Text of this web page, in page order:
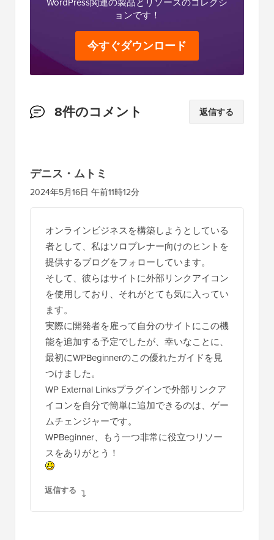
ョンです！
今すぐダウンロード
読
の
イ
ン
8件のコメント 返信する
デニス・ムトミ
2024年5月16日 午前11時12分
オンラインビジネスを構築しようとしている
者として、私はソロプレナー向けのヒントを
提供するブログをフォローしています。
そして、彼らはサイトに外部リンクアイコン
を使用しており、それがとても気に入ってい
ます。
実際に開発者を雇って自分のサイトにこの機
能を追加する予定でしたが、幸いなことに、
最初にWPBeginnerのこの優れたガイドを見
つけました。
WP External Linksプラグインで外部リンクア
イコンを自分で簡単に追加できるのは、ゲー
ムチェンジャーです。
WPBeginner、もう一つ非常に役立つリソー
スをありがとう！
返信する